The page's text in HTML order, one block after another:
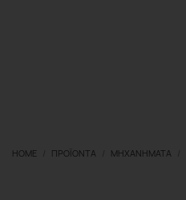
HOME ΠΡΟΪΌΝΤΑ ΜΗΧΑΝΉΜΑΤΑ